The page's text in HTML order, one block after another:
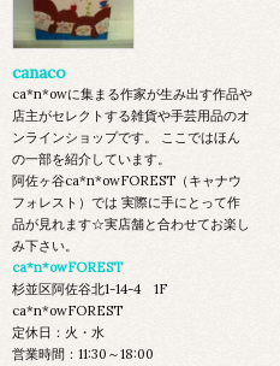
canaco
ca*n*owに集まる作家が生み出す作品や
店主がセレクトする雑貨や手芸用品のオ
ンラインショップです。 ここではほん
の一部を紹介しています。
阿佐ヶ谷ca*n*owFOREST（キャナウ
フォレスト）では 実際に手にとって作
品が見れます☆実店舗と合わせてお楽し
み下さい。
ca*n*owFOREST
杉並区阿佐谷北1-14-4 1F
ca*n*owFOREST
定休日：火・水
営業時間：11:30～18:00